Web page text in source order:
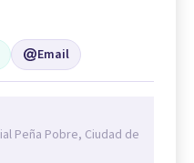
Email
Peña Pobre, Ciudad de